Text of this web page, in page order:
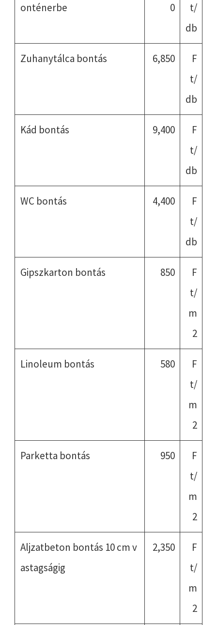
onténerbe
0
t/
db
Zuhanytálca bontás 6,850
F
t/
db
Kád bontás 9,400
F
t/
db
WC bontás 4,400
F
t/
db
Gipszkarton bontás 850
F
t/
m
2
Linoleum bontás 580
F
t/
m
2
Parketta bontás 950
F
t/
m
2
Aljzatbeton bontás 10 cm v
astagságig
2,350
F
t/
m
2